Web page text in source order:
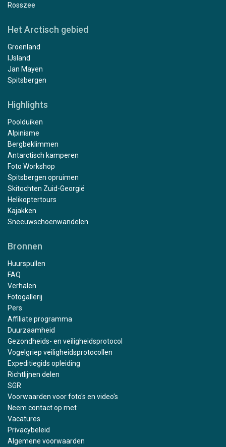
Rosszee
Het Arctisch gebied
Groenland
IJsland
Jan Mayen
Spitsbergen
Highlights
Poolduiken
Alpinisme
Bergbeklimmen
Antarctisch kamperen
Foto Workshop
Spitsbergen opruimen
Skitochten Zuid-Georgië
Helikoptertours
Kajakken
Sneeuwschoenwandelen
Bronnen
Huurspullen
FAQ
Verhalen
Fotogallerij
Pers
Affiliate programma
Duurzaamheid
Gezondheids- en veiligheidsprotocol
Vogelgriep veiligheidsprotocollen
Expeditiegids opleiding
Richtlijnen delen
SGR
Voorwaarden voor foto's en video's
Neem contact op met
Vacatures
Privacybeleid
Algemene voorwaarden